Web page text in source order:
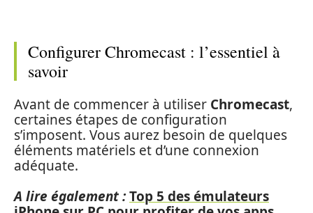
Configurer Chromecast : l’essentiel à
savoir
Avant de commencer à utiliser Chromecast,
certaines étapes de configuration
s’imposent. Vous aurez besoin de quelques
éléments matériels et d’une connexion
adéquate.
A lire également :Top 5 des émulateurs